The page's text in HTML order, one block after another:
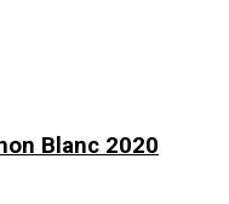
Blanc 2020